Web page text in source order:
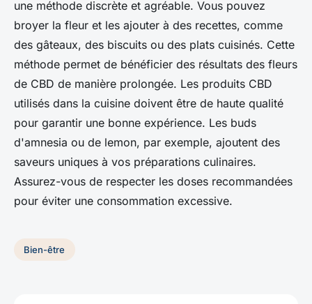
une méthode discrète et agréable. Vous pouvez
broyer la fleur et les ajouter à des recettes, comme
des gâteaux, des biscuits ou des plats cuisinés. Cette
méthode permet de bénéficier des résultats des fleurs
de CBD de manière prolongée. Les produits CBD
utilisés dans la cuisine doivent être de haute qualité
pour garantir une bonne expérience. Les buds
d'amnesia ou de lemon, par exemple, ajoutent des
saveurs uniques à vos préparations culinaires.
Assurez-vous de respecter les doses recommandées
pour éviter une consommation excessive.
Bien-être